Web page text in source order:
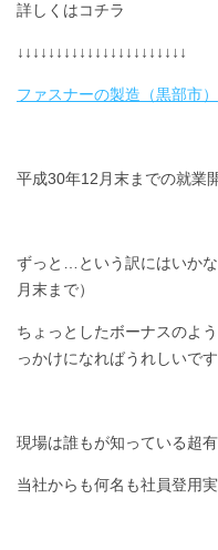
詳しくはコチラ
↓↓↓↓↓↓↓↓↓↓↓↓↓↓↓↓↓↓↓↓↓↓
ファスナーの製造（黒部市）
平成30年12月末までの就業
ずっと…という訳にはいか
月末まで）
ちょっとしたボーナスのよ
っかけになればうれしいです
現場は誰もが知っている超有
当社からも何名も社員登用